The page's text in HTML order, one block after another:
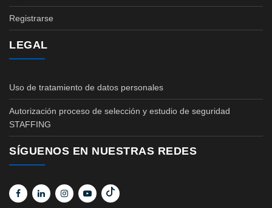
Registrarse
LEGAL
Uso de tratamiento de datos personales
Autorización proceso de selección y estudio de seguridad
STAFFING
SÍGUENOS EN NUESTRAS REDES